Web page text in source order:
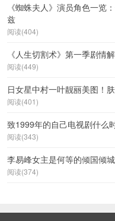
《蜘蛛夫人》演员角色一览
兹
阅读(404)
《人生切割术》第一季剧情
阅读(449)
日女星中村一叶靓丽美图！
阅读(401)
致1999年的自己电视剧什么
阅读(343)
李易峰女主是何等的倾国倾
阅读(374)